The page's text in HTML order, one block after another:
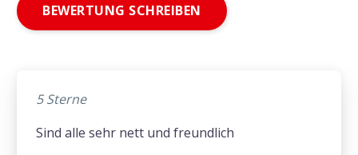
BEWERTUNG SCHREIBEN
5 Sterne
Sind alle sehr nett und freundlich